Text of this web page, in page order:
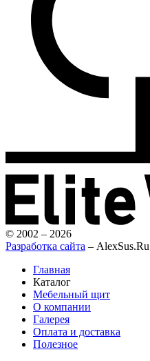
© 2002 – 2026
Разработка сайта – AlexSus.Ru
Главная
Каталог
Мебельный щит
О компании
Галерея
Оплата и доставка
Полезное